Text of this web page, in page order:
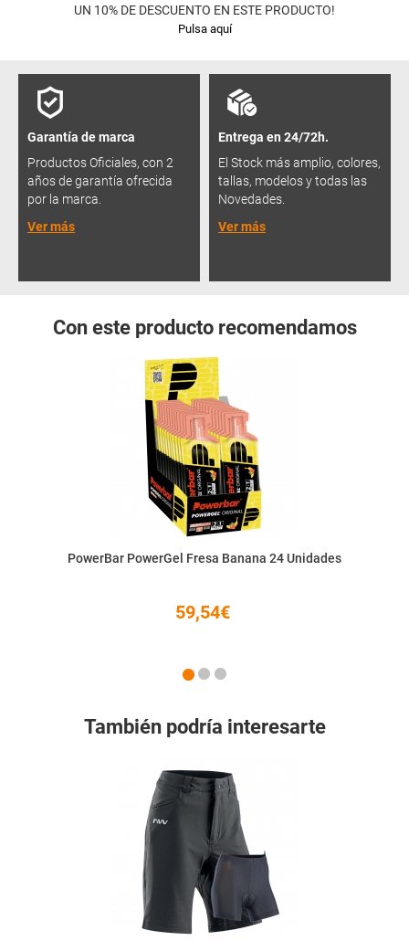
UN 10% DE DESCUENTO EN ESTE PRODUCTO!
Pulsa aquí
Garantía de marca
Productos Oficiales, con 2
años de garantía ofrecida
por la marca.
Ver más
Entrega en 24/72h.
El Stock más amplio, colores,
tallas, modelos y todas las
Novedades.
Ver más
Con este producto recomendamos
PowerBar PowerGel Fresa Banana 24 Unidades
59,54€
También podría interesarte